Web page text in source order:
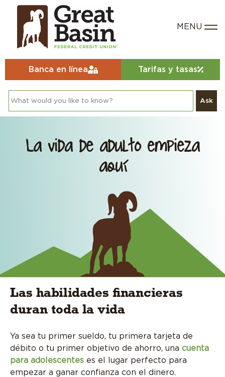
Banca en línea Tarifas y tasas
Ask
La vida de adulto empieza
aquí
Las habilidades financieras
duran toda la vida
Ya sea tu primer sueldo, tu primera tarjeta de
débito o tu primer objetivo de ahorro, una cuenta
para adolescentes es el lugar perfecto para
empezar a ganar confianza con el dinero.